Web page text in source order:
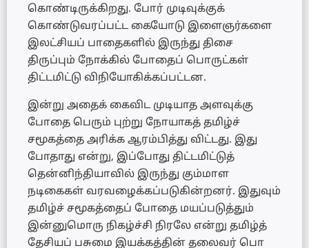
கொண்டிருக்கிறது. போர் முடிவுக்குக்
கொண்டுவரப்பட்ட கையோடு இளைஞர்களை
இலட்சியப் பாதைகளில் இருந்து திசை
திருப்பும் நோக்கில் போதைப் பொருட்கள்
திட்டமிட்டு விநியோகிக்கப்பட்டன.
இன்று அதைக் கைவிட முடியாத அளவுக்கு
போதை பெரும் புற்று நோயாகத் தமிழ்ச்
சமூகத்தை அரிக்க ஆரம்பித்து விட்டது. இது
போதாது என்று, இப்போது திட்டமிட்டுத்
தென்னிந்தியாவில் இருந்து கும்மாள
நடிகைகள் வரவழைக்கப்படுகின்றனர். இதுவும்
தமிழ்ச் சமூகத்தைப் போதை மயப்படுத்தும்
இன்னுமொரு நிகழ்ச்சி நிரலே என்று தமிழ்த்
தேசியப் பசுமை இயக்கத்தின் தலைவர் பொ